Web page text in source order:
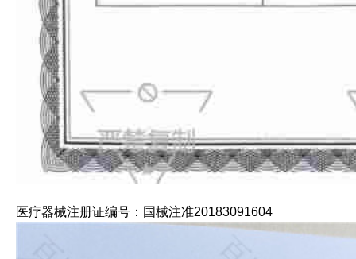
医疗器械注册证编号：国械注准20183091604